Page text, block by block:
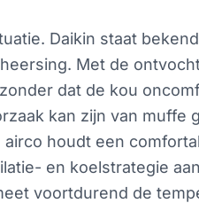
Daikin staat
Met de
dat de kou
kan zijn van muffe
houdt een
en koelstrategie
voortdurend de